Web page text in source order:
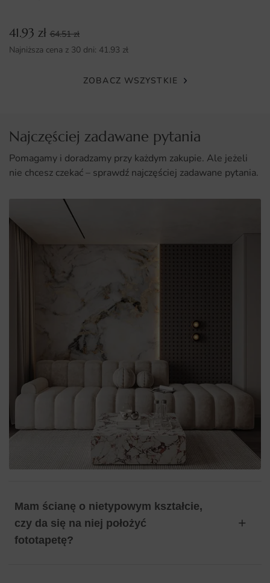
odmienić swoje wnętrze.
41.93 zł 64.51zł
Najniższa cena z 30 dni: 41.93 zł
ZOBACZ WSZYSTKIE
Najczęściej zadawane pytania
Pomagamy i doradzamy przy każdym zakupie. Ale jeżeli
nie chcesz czekać – sprawdź najczęściej zadawane pytania.
Mam ścianę o nietypowym kształcie,
czy da się na niej położyć
fototapetę?